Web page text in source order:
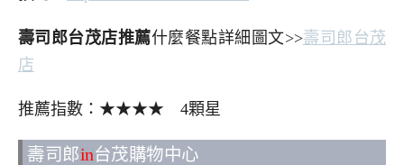
壽司郎台茂店推薦什麼餐點詳細圖文>>壽司郎台茂
店
推薦指數：★★★★ 4顆星
壽司郎in台茂購物中心